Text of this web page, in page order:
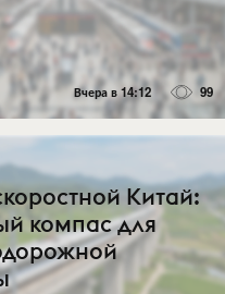
Вчера в 14:12 99
Китай:
компас для